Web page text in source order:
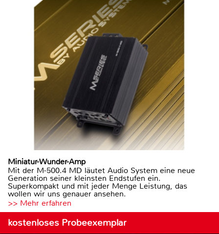
Miniatur-Wunder-Amp
Mit der M-500.4 MD läutet Audio System eine neue
Generation seiner kleinsten Endstufen ein.
Superkompakt und mit jeder Menge Leistung, das
wollen wir uns genauer ansehen.
>> Mehr erfahren
kostenloses Probeexemplar